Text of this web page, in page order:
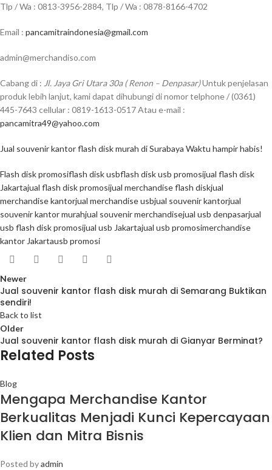
Tlp / Wa : 0813-3956-2884, Tlp / Wa : 0878-8166-4702
Email : pancamitraindonesia@gmail.com
admin@merchandiso.com
Cabang di : Jl. Jaya Gri Utara 30a ( Renon – Denpasar)Untuk penjelasan
produk lebih lanjut, kami dapat dihubungi di nomor telphone / (0361)
445-7643 cellular : 0819-1613-0517 Atau e-mail :
pancamitra49@yahoo.com
Jual souvenir kantor flash disk murah di Surabaya Waktu hampir habis!
Flash disk promosiflash disk usbflash disk usb promosijual flash disk
Jakartajual flash disk promosijual merchandise flash diskjual
merchandise kantorjual merchandise usbjual souvenir kantorjual
souvenir kantor murahjual souvenir merchandisejual usb denpasarjual
usb flash disk promosijual usb Jakartajual usb promosimerchandise
kantor Jakartausb promosi
Newer
Jual souvenir kantor flash disk murah di Semarang Buktikan
sendiri!
Back to list
Older
Jual souvenir kantor flash disk murah di Gianyar Berminat?
Related Posts
Blog
Mengapa Merchandise Kantor
Berkualitas Menjadi Kunci Kepercayaan
Klien dan Mitra Bisnis
Posted byadmin